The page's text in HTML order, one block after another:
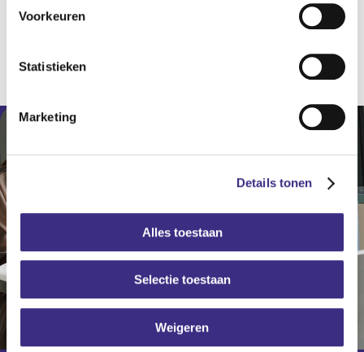
Voorkeuren
Statistieken
Marketing
Details tonen
Alles toestaan
Selectie toestaan
Weigeren
Volwassenen
Naar overzicht